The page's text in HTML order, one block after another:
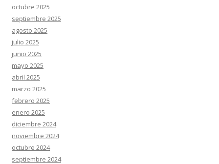
octubre 2025
septiembre 2025
agosto 2025
julio 2025
junio 2025
mayo 2025
abril 2025
marzo 2025
febrero 2025
enero 2025
diciembre 2024
noviembre 2024
octubre 2024
septiembre 2024